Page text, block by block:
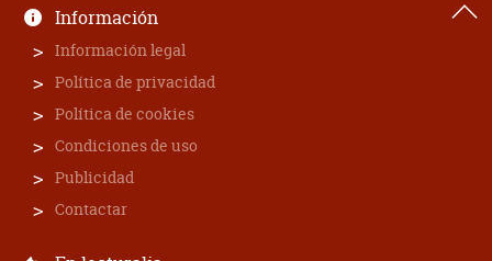
Información
Información legal
Política de privacidad
Política de cookies
Condiciones de uso
Publicidad
Contactar